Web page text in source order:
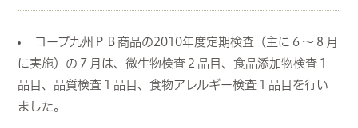
コープ九州ＰＢ商品の2010年度定期検査（主に６～８月
に実施）の７月は、微生物検査２品目、食品添加物検査１
品目、品質検査１品目、食物アレルギー検査１品目を行い
ました。